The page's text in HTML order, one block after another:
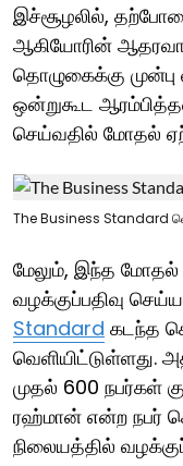
இச்சூழலில்,
ஆகியோரின்
தொழுகைக்கு முன்பு
ஒன்றுகூட
செய்வதில் மோதல்
The Business Standard
மேலும், இந்த மோதல்
வழக்குப்பதிவு
Standard கடந்த
வெளியிட்டுள்ளது.
முதல் 600 நபர்கள்
ரஹ்மான் என்ற நபர்
நிலையத்தில்